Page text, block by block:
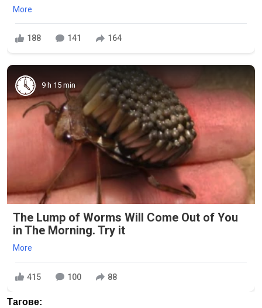
More
188 141 164
9 h 15 min
The Lump of Worms Will Come Out of You
in The Morning. Try it
More
415 100 88
Тагове: